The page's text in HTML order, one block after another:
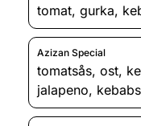
tomat, gurka,
Azizan Special
tomatsås, ost,
jalapeno,